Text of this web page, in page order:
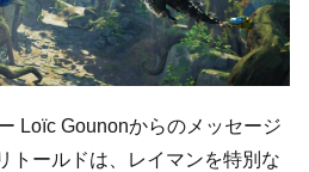
Loïc Gounonからのメッセージ
トールドは、レイマンを特別な